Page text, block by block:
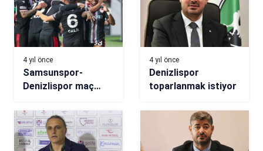
4 yıl önce
Samsunspor-
Denizlispor maç
4 yıl önce
Denizlispor
toparlanmak istiyor